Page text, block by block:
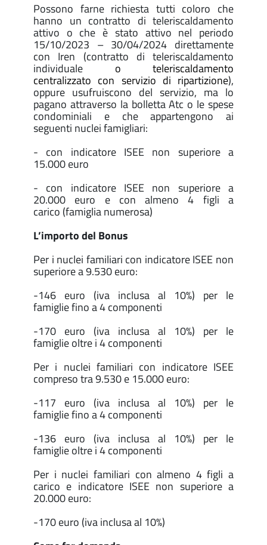
Possono farne richiesta tutti coloro che
hanno un contratto di teleriscaldamento
attivo o che è stato attivo nel periodo
15/10/2023 – 30/04/2024 direttamente
con Iren (contratto di teleriscaldamento
individuale o teleriscaldamento
centralizzato con servizio di ripartizione),
oppure usufruiscono del servizio, ma lo
pagano attraverso la bolletta Atc o le spese
condominiali e che appartengono ai
seguenti nuclei famigliari:
- con indicatore ISEE non superiore a
15.000 euro
- con indicatore ISEE non superiore a
20.000 euro e con almeno 4 figli a
carico (famiglia numerosa)
L’importo del Bonus
Per i nuclei familiari con indicatore ISEE non
superiore a 9.530 euro:
-146 euro (iva inclusa al 10%) per le
famiglie fino a 4 componenti
-170 euro (iva inclusa al 10%) per le
famiglie oltre i 4 componenti
Per i nuclei familiari con indicatore ISEE
compreso tra 9.530 e 15.000 euro:
-117 euro (iva inclusa al 10%) per le
famiglie fino a 4 componenti
-136 euro (iva inclusa al 10%) per le
famiglie oltre i 4 componenti
Per i nuclei familiari con almeno 4 figli a
carico e indicatore ISEE non superiore a
20.000 euro:
-170 euro (iva inclusa al 10%)